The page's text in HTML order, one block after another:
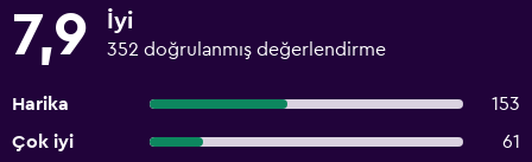
7,9 İyi
352 doğrulanmış değerlendirme
Harika
153
Çok iyi
61